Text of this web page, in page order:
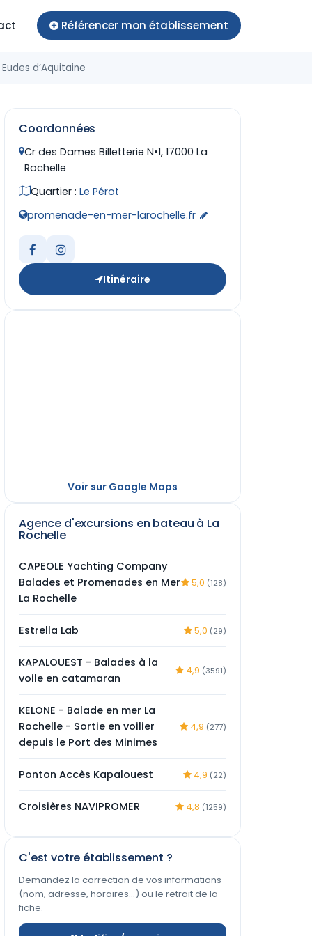
Référencer mon établissement
d’Aquitaine
Coordonnées
Cr des Dames Billetterie N•1, 17000 La
Rochelle
Quartier : Le Pérot
promenade-en-mer-larochelle.fr
Itinéraire
Voir sur Google Maps
Agence d'excursions en bateau à La
Rochelle
CAPEOLE Yachting Company
Balades et Promenades en Mer
La Rochelle
5,0 (128)
Estrella Lab 5,0 (29)
KAPALOUEST - Balades à la
voile en catamaran
4,9 (3591)
KELONE - Balade en mer La
Rochelle - Sortie en voilier
depuis le Port des Minimes
4,9 (277)
Ponton Accès Kapalouest 4,9 (22)
Croisières NAVIPROMER 4,8 (1259)
C'est votre établissement ?
Demandez la correction de vos informations
(nom, adresse, horaires…) ou le retrait de la
fiche.